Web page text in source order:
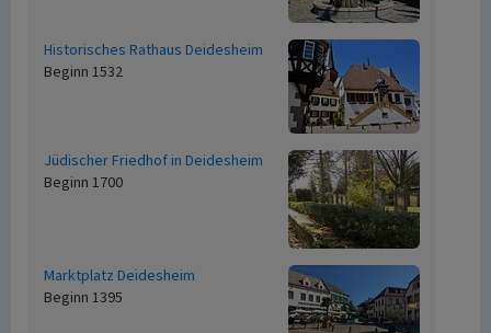
Historisches Rathaus Deidesheim
Beginn 1532
Jüdischer Friedhof in Deidesheim
Beginn 1700
Marktplatz Deidesheim
Beginn 1395